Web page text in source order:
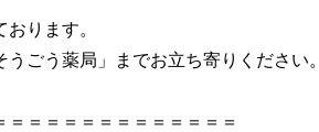
ります。
ごう薬局」までお立ち寄りください。
＝＝＝＝＝＝＝＝＝＝＝＝